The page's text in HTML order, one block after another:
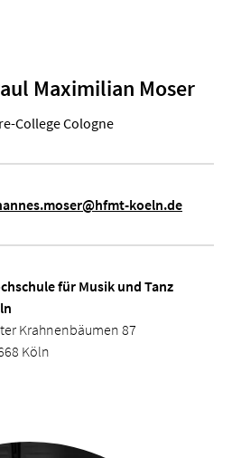
Maximilian Moser
College Cologne
koeln.de
für Musik und Tanz
Krahnenbäumen 87
Köln